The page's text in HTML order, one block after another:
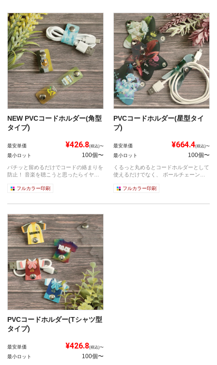
NEW PVCコードホルダー(角型
タイプ)
最安単価 ¥426.8(税込)〜
最小ロット 100個〜
パチッと留めるだけでコードの絡まりを
防止！ 音楽を聴こうと思ったらイヤフ
フルカラー印刷
PVCコードホルダー(星型タイ
プ)
最安単価 ¥664.4(税込)〜
最小ロット 100個〜
くるっと丸めるとコードホルダーとして
使えるだけでなく、 ボールチェーンを
フルカラー印刷
PVCコードホルダー(Tシャツ型
タイプ)
最安単価 ¥426.8(税込)〜
最小ロット 100個〜